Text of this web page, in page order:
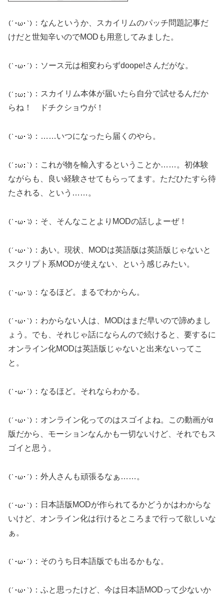
：なんというか、スカイリムのパッチ問題記事だ
けだと世知辛いのでMODも用意してみました。
：ソース元は相変わらずdoope!さんだがな。
：スカイリム本体が届いたら自分で試せるんだか
らね！ ドチクショウが！
：……いつになったら届くのやら。
：これが物を輸入するということか……。初体験
ながらも、良い経験させてもらってます。ただひたすら待
たされる、という……。
：そ、そんなことよりMODの話しよーぜ！
：あい。現状、MODは英語版は英語版じゃないと
スクリプト系MODが使えない、という感じみたい。
：なるほど。まるでわからん。
：わからない人は、MODはまだ早いので諦めまし
ょう。でも、それじゃ話にならんので続けると、要するに
オンライン化MODは英語版じゃないと出来ないってこ
と。
：なるほど。それならわかる。
：オンライン化ってのはスゴイよね。この動画がα
版だから、モーションなんかも一切ないけど、それでもス
ゴイと思う。
：外人さんも頑張るなぁ……。
：日本語版MODが作られてるかどうかはわからな
いけど、オンライン化は行けるところまで行って欲しいな
ぁ。
：そのうち日本語版でも出るかもな。
：ふと思ったけど、今は日本語MODって少ないか